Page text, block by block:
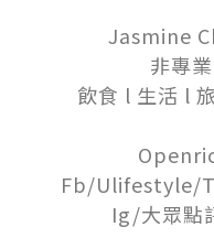
Jasmine
非專
飲食 l 生活 l
Fb/Ulifestyle/
Ig/大眾點